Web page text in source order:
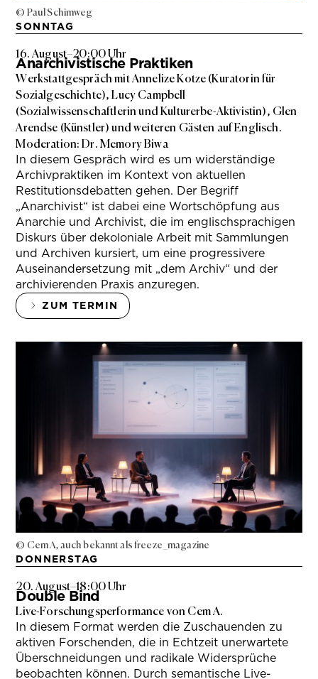
© Paul Schimweg
SONNTAG
16. August–20:00 Uhr
Anarchivistische Praktiken
Werkstattgespräch mit Annelize Kotze (Kuratorin für
Sozialgeschichte), Lucy Campbell
(Sozialwissenschaftlerin und Kulturerbe-Aktivistin), Glen
Arendse (Künstler) und weiteren Gästen auf Englisch.
Moderation: Dr. Memory Biwa
In diesem Gespräch wird es um widerständige
Archivpraktiken im Kontext von aktuellen
Restitutionsdebatten gehen. Der Begriff
„Anarchivist“ ist dabei eine Wortschöpfung aus
Anarchie und Archivist, die im englischsprachigen
Diskurs über dekoloniale Arbeit mit Sammlungen
und Archiven kursiert, um eine progressivere
Auseinandersetzung mit „dem Archiv“ und der
archivierenden Praxis anzuregen.
ZUM TERMIN
© Cem A, auch bekannt als freeze_magazine
DONNERSTAG
20. August–18:00 Uhr
Double Bind
Live-Forschungsperformance von Cem A.
In diesem Format werden die Zuschauenden zu
aktiven Forschenden, die in Echtzeit unerwartete
Überschneidungen und radikale Widersprüche
beobachten können. Durch semantische Live-